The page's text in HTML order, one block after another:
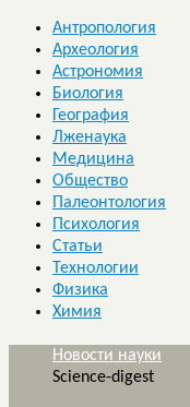
Антропология
Археология
Астрономия
Биология
География
Лженаука
Медицина
Общество
Палеонтология
Психология
Статьи
Технологии
Физика
Химия
Новости науки
Science-digest